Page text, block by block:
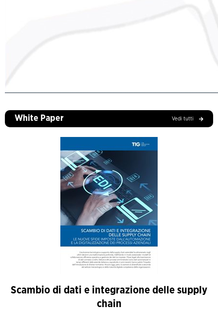
White Paper Vedi tutti
Scambio di dati e integrazione delle supply
chain